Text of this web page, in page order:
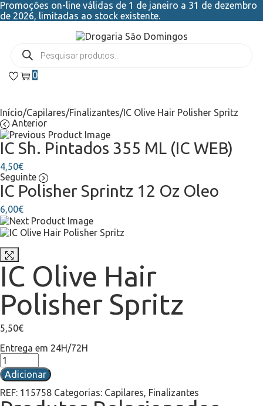
Promoções on-line válidas de 1 de janeiro a 31 de dezembro
de 2026, limitadas ao stock existente.
0
Início/Capilares/Finalizantes/IC Olive Hair Polisher Spritz
Anterior
IC Sh. Pintados 355 ML (IC WEB)
4,50€
Seguinte
IC Polisher Sprintz 12 Oz Oleo
6,00€
IC Olive Hair
Polisher Spritz
5,50€
Entrega em 24H/72H
Adicionar
REF: 115758 Categorias: Capilares, Finalizantes